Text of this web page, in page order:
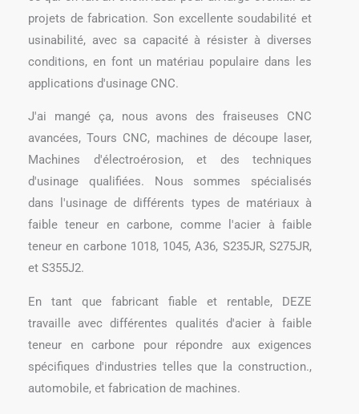
projets de fabrication. Son excellente soudabilité et
usinabilité, avec sa capacité à résister à diverses
conditions, en font un matériau populaire dans les
applications d'usinage CNC.
J'ai mangé ça, nous avons des fraiseuses CNC
avancées, Tours CNC, machines de découpe laser,
Machines d'électroérosion, et des techniques
d'usinage qualifiées. Nous sommes spécialisés
dans l'usinage de différents types de matériaux à
faible teneur en carbone, comme l'acier à faible
teneur en carbone 1018, 1045, A36, S235JR, S275JR,
et S355J2.
En tant que fabricant fiable et rentable, DEZE
travaille avec différentes qualités d'acier à faible
teneur en carbone pour répondre aux exigences
spécifiques d'industries telles que la construction.,
automobile, et fabrication de machines.